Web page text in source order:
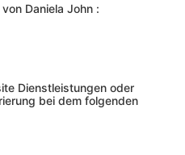
Daniela John :
Dienstleistungen oder
bei dem folgenden